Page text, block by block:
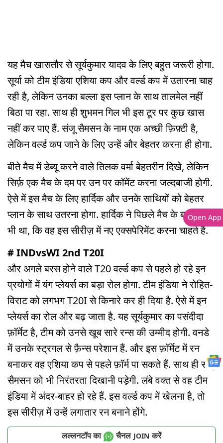
यह मैच खासतौर से सूर्यकुमार यादव के लिए बहुत जरूरी होगा.
सूर्या को टीम इंडिया एशिया कप और वर्ल्ड कप में उतारना चाह
रही है, लेकिन उनका बल्ला इस प्लान के साथ तालमेल नहीं
बिठा पा रहा. साथ ही शुभमन गिल भी इस टूर पर कुछ खास
नहीं कर पाए हैं. संजू सैमसन के नाम एक अच्छी फ़िफ़्टी है,
लेकिन वर्ल्ड कप जाने के लिए उन्हें और बेहतर करना ही होगा.
बीते मैच में डेब्यू करने वाले तिलक वर्मा बेहतरीन दिखे, लेकिन
सिर्फ़ एक मैच के दम पर उन पर कॉमेंट करना जल्दबाजी होगी.
ऐसे में इस मैच के लिए हार्दिक और उनके साथियों को बेहतर
प्लान के साथ उतरना होगा. हार्दिक ने पिछले मैच के बाद कहा
भी था, कि वह इस सीरीज़ में नए एक्सपेरिमेंट करना चाहते हैं.
# INDvsWI 2nd T20I
और अगले बरस होने वाले T20 वर्ल्ड कप से पहले हो रहे इन
प्रयोगों में यंग प्लेयर्स का बड़ा रोल होगा. टीम इंडिया ने रोहित-
विराट को लगभग T20I से किनारे कर ही दिया है. ऐसे में इन
प्लेयर्स का रोल और बढ़ जाता है. यह सूर्यकुमार का पसंदीदा
फ़ॉर्मेट है, टीम को उनसे खूब सारे रन्स की उम्मीद होगी. वनडे
में उनके स्ट्रगल से फ़ैन्स परेशान हैं. और इस फ़ॉर्मेट में रन
बनाकर वह एशिया कप से पहले फ़ॉर्म पा सकते हैं. साथ ही संजू
सैमसन को भी निरंतरता दिखानी पड़ेगी. लंबे वक्त से वह टीम
इंडिया में अंदर-बाहर हो रहे हैं. इस वर्ल्ड कप में खेलना है, तो
इस सीरीज़ में उन्हें लगातार रन बनाने होंगे.
लल्लनटॉप का चैनल JOIN करें
Open App